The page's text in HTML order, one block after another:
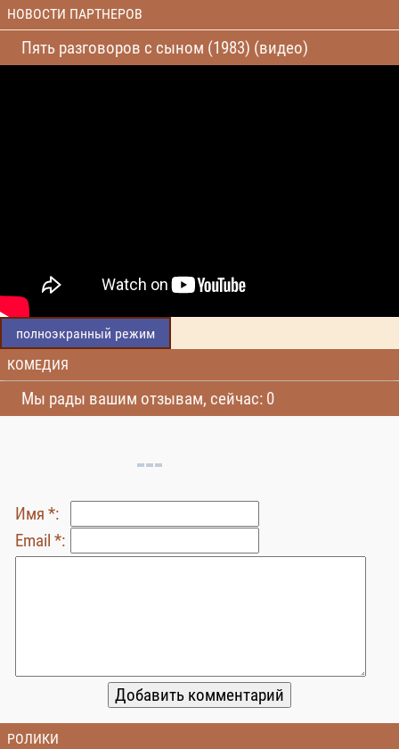
НОВОСТИ ПАРТНЕРОВ
Пять разговоров с сыном (1983) (видео)
полноэкранный режим
КОМЕДИЯ
Мы рады вашим отзывам, сейчас: 0
Имя *:
Email *:
РОЛИКИ